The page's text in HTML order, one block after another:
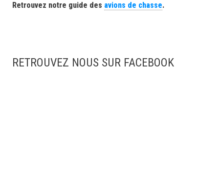
Retrouvez notre guide des avions de chasse.
RETROUVEZ NOUS SUR FACEBOOK